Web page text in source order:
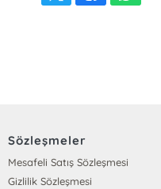
Sözleşmeler
Mesafeli Satış Sözleşmesi
Gizlilik Sözleşmesi